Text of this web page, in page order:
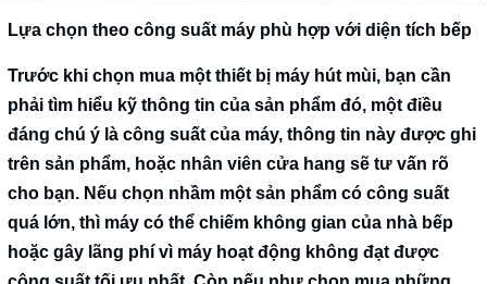
Lựa chọn theo công suất máy phù hợp với diện tích bếp
Trước khi chọn mua một thiết bị máy hút mùi, bạn cần
phải tìm hiểu kỹ thông tin của sản phẩm đó, một điều
đáng chú ý là công suấtcủa máy, thông tin này được ghi
trên sản phẩm, hoặc nhân viên cửa hang sẽ tư vấn rõ
cho bạn. Nếu chọn nhầm một sản phẩm có công suất
quá lớn, thì máy có thể chiếm không gian của nhà bếp
hoặc gây lãng phí vì máy hoạt động không đạt được